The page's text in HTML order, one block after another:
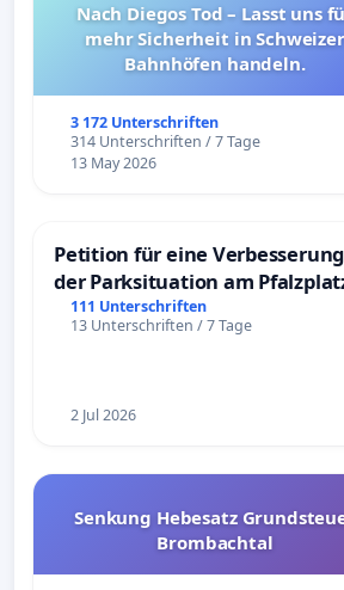
Nach Diegos Tod – Lasst uns
mehr Sicherheit in Schweizer
Bahnhöfen handeln.
3 172 Unterschriften
314 Unterschriften / 7 Tage
13 May 2026
Petition für eine Verbesserung
der Parksituation am
Mannheim
111 Unterschriften
13 Unterschriften / 7 Tage
2 Jul 2026
Senkung Hebesatz
Brombachtal